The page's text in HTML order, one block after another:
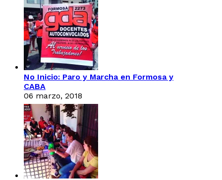
No Inicio: Paro y Marcha en Formosa y
CABA
06 marzo, 2018